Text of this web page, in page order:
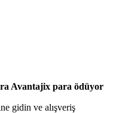
Avantajix para ödüyor
gidin ve alışveriş